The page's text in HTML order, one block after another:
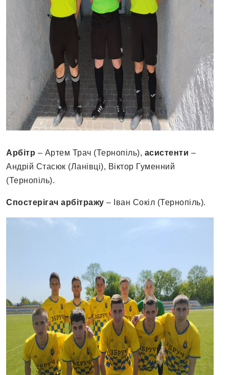
Арбітр – Артем Трач (Тернопіль), асистенти –
Андрій Стасюк (Ланівці), Віктор Гуменний
(Тернопіль).
Спостерігач арбітражу – Іван Сокіл (Тернопіль).